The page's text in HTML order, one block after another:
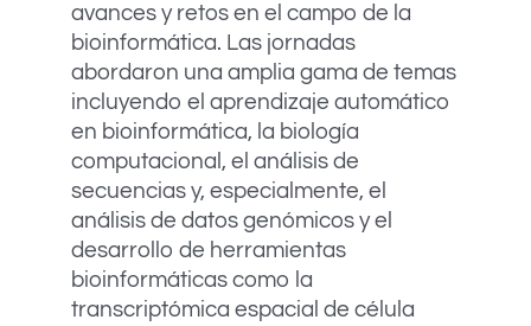
avances y retos en el campo de la
bioinformática. Las jornadas
abordaron una amplia gama de temas
incluyendo el aprendizaje automático
en bioinformática, la biología
computacional, el análisis de
secuencias y, especialmente, el
análisis de datos genómicos y el
desarrollo de herramientas
bioinformáticas como la
transcriptómica espacial de célula